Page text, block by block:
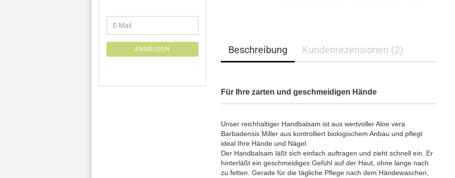
Beschreibung Kundenrezensionen (2)
Für Ihre zarten und geschmeidigen Hände
Unser reichhaltiger Handbalsam ist aus wertvoller Aloe vera
Barbadensis Miller aus kontrolliert biologischem Anbau und pflegt
ideal Ihre Hände und Nägel.
Der Handbalsam läßt sich einfach auftragen und zieht schnell ein. Er
hinterläßt ein geschmeidiges Gefühl auf der Haut, ohne lange nach
zu fetten. Gerade für die tägliche Pflege nach dem Händewaschen,
ZUR
ANMELDUNG
E-
Mail
ANMELDEN